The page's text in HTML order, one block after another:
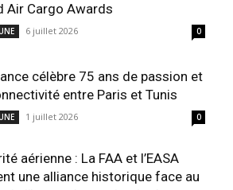
Air Cargo Awards
6 juillet 2026 0
célèbre 75 ans de passion et
entre Paris et Tunis
1 juillet 2026 0
aérienne : La FAA et l’EASA
une alliance historique face au